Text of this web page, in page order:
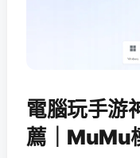
電腦玩手游
薦｜MuMu